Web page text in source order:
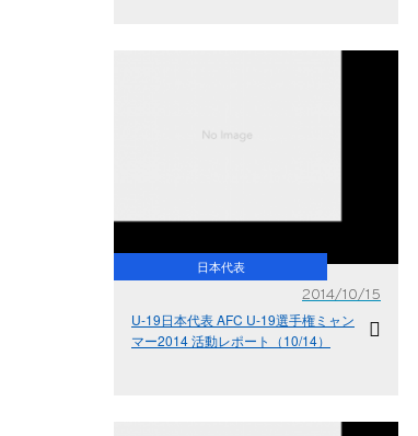
日本代表
2014/10/15
U-19日本代表 AFC U-19選手権ミャン
マー2014 活動レポート（10/14）